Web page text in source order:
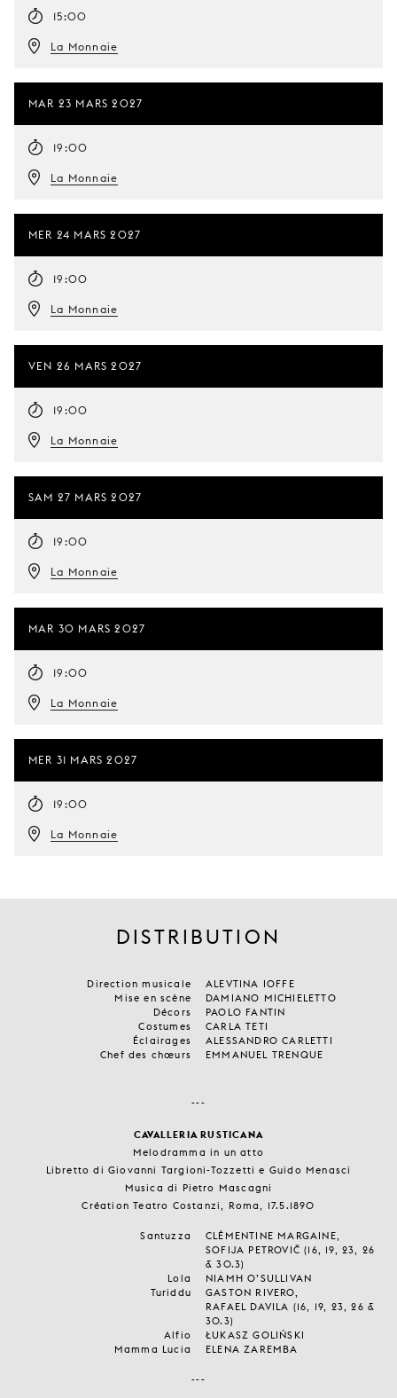
15:00
La Monnaie
MAR 23 MARS 2027
19:00
La Monnaie
MER 24 MARS 2027
19:00
La Monnaie
VEN 26 MARS 2027
19:00
La Monnaie
SAM 27 MARS 2027
19:00
La Monnaie
MAR 30 MARS 2027
19:00
La Monnaie
MER 31 MARS 2027
19:00
La Monnaie
DISTRIBUTION
Direction musicale
ALEVTINA IOFFE
Mise en scène
DAMIANO MICHIELETTO
Décors
PAOLO FANTIN
Costumes
CARLA TETI
Éclairages
ALESSANDRO CARLETTI
Chef des chœurs
EMMANUEL TRENQUE
---
CAVALLERIA RUSTICANA
Melodramma in un atto
Libretto di Giovanni Targioni-Tozzetti e Guido Menasci
Musica di Pietro Mascagni
Création Teatro Costanzi, Roma, 17.5.1890
Santuzza
CLÉMENTINE MARGAINE,
SOFIJA PETROVIČ (16, 19, 23, 26
& 30.3)
Lola
NIAMH O’SULLIVAN
Turiddu
GASTON RIVERO,
RAFAEL DAVILA (16, 19, 23, 26 &
30.3)
Alfio
ŁUKASZ GOLIŃSKI
Mamma Lucia
ELENA ZAREMBA
---